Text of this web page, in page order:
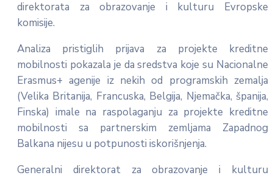
direktorata za obrazovanje i kulturu Evropske
komisije.
Analiza pristiglih prijava za projekte kreditne
mobilnosti pokazala je da sredstva koje su Nacionalne
Erasmus+ agenije iz nekih od programskih zemalja
(Velika Britanija, Francuska, Belgija, Njemačka, španija,
Finska) imale na raspolaganju za projekte kreditne
mobilnosti sa partnerskim zemljama Zapadnog
Balkana nijesu u potpunosti iskorišnjenja.
Generalni direktorat za obrazovanje i kulturu